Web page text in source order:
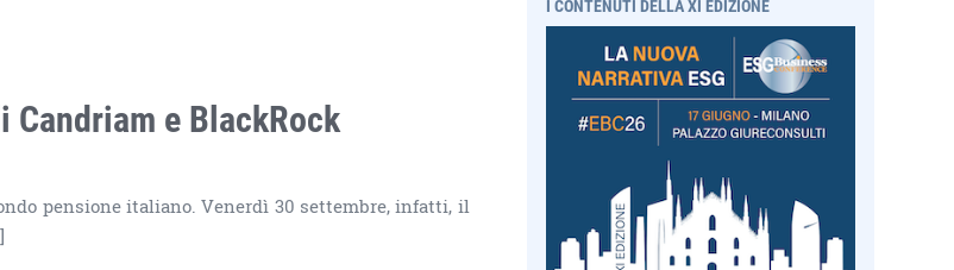
Candriam e BlackRock
pensione italiano. Venerdì 30 settembre, infatti, il
I CONTENUTI DELLA XI EDIZIONE